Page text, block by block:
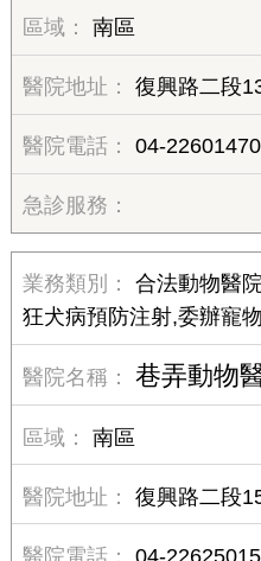
南區
復興路二段
04-22601470
合法動物醫
狂犬病預防注射,委辦寵
巷弄動物
南區
復興路二段
04-22625015